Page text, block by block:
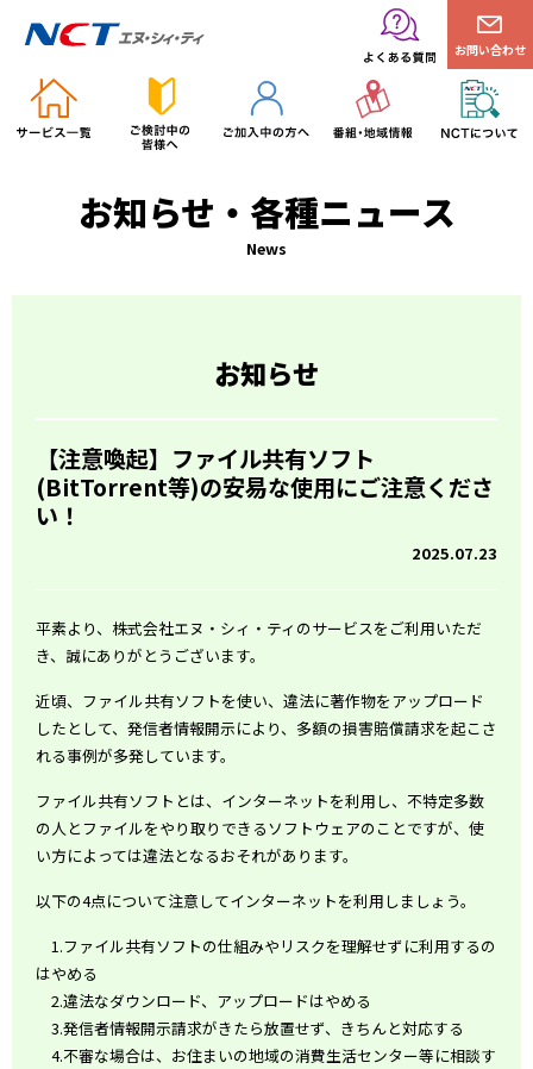
お問い合わせ
お知らせ・各種ニュース
News
お知らせ
【注意喚起】ファイル共有ソフト
(BitTorrent等)の安易な使用にご注意くださ
い！
2025.07.23
平素より、株式会社エヌ・シィ・ティのサービスをご利用いただ
き、誠にありがとうございます。
近頃、ファイル共有ソフトを使い、違法に著作物をアップロード
したとして、発信者情報開示により、 多額の損害賠償請求を起こさ
れる事例が多発しています。
ファイル共有ソフトとは、インターネットを利用し、不特定多数
の人とファイルをやり取りできるソフトウェアのことですが、使
い方によっては違法となるおそれがあります。
以下の4点について注意してインターネットを利用しましょう。
1.ファイル共有ソフトの仕組みやリスクを理解せずに利用するの
はやめる
2.違法なダウンロード、アップロードはやめる
3.発信者情報開示請求がきたら放置せず、きちんと対応する
4.不審な場合は、お住まいの地域の消費生活センター等に相談す